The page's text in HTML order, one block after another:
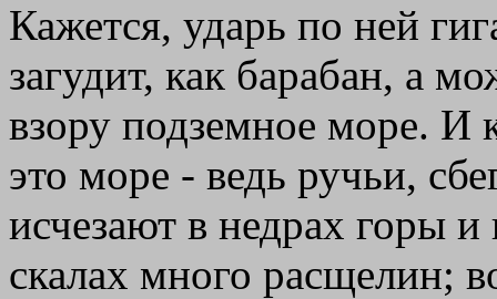
Кажется, ударь по ней
загудит, как барабан, а
взору подземное море.
это море - ведь ручьи,
исчезают в недрах горы
скалах много расщелин;